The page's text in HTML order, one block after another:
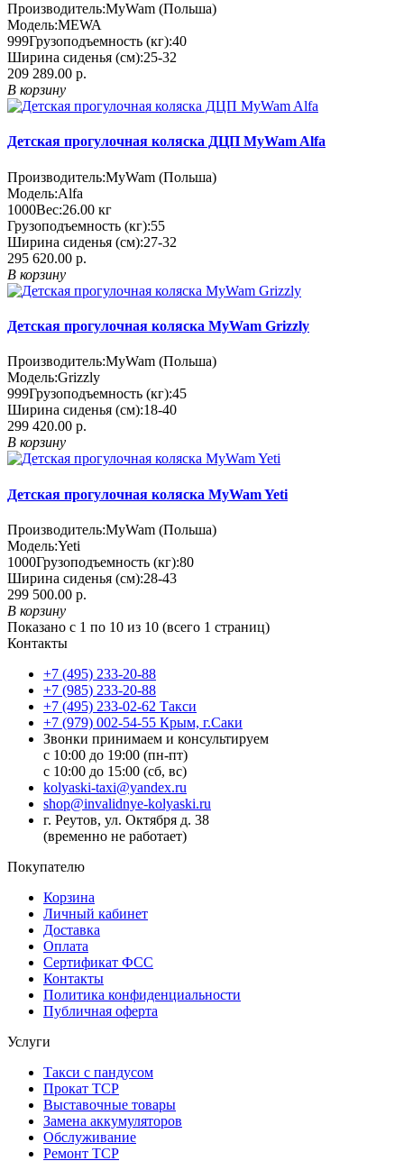
Производитель:MyWam (Польша)
Модель:MEWA
999Грузоподъемность (кг):40
Ширина сиденья (см):25-32
209 289.00 р.
В корзину
Детская прогулочная коляска ДЦП MyWam Alfa
Производитель:MyWam (Польша)
Модель:Alfa
1000Вес:26.00 кг
Грузоподъемность (кг):55
Ширина сиденья (см):27-32
295 620.00 р.
В корзину
Детская прогулочная коляска MyWam Grizzly
Производитель:MyWam (Польша)
Модель:Grizzly
999Грузоподъемность (кг):45
Ширина сиденья (см):18-40
299 420.00 р.
В корзину
Детская прогулочная коляска MyWam Yeti
Производитель:MyWam (Польша)
Модель:Yeti
1000Грузоподъемность (кг):80
Ширина сиденья (см):28-43
299 500.00 р.
В корзину
Показано с 1 по 10 из 10 (всего 1 страниц)
Контакты
+7 (495) 233-20-88
+7 (985) 233-20-88
+7 (495) 233-02-62 Такси
+7 (979) 002-54-55 Крым, г.Саки
Звонки принимаем и консультируем
с 10:00 до 19:00 (пн-пт)
с 10:00 до 15:00 (сб, вс)
kolyaski-taxi@yandex.ru
shop@invalidnye-kolyaski.ru
г. Реутов, ул. Октября д. 38
(временно не работает)
Покупателю
Корзина
Личный кабинет
Доставка
Оплата
Сертификат ФСС
Контакты
Политика конфиденциальности
Публичная оферта
Услуги
Такси с пандусом
Прокат ТСР
Выставочные товары
Замена аккумуляторов
Обслуживание
Ремонт ТСР